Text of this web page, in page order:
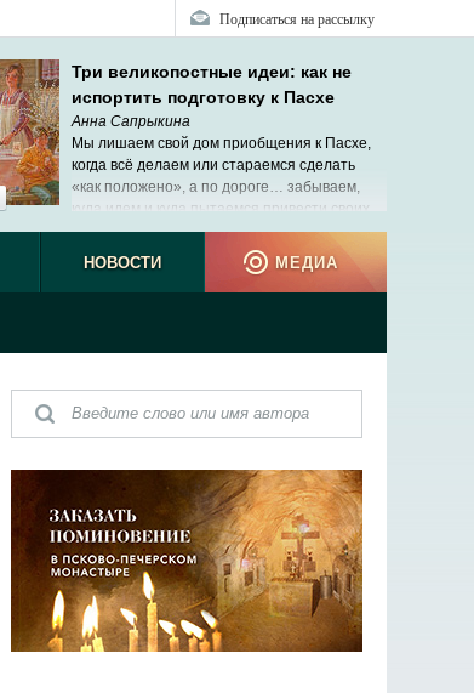
Подписаться на рассылку
Три великопостные идеи: как не
испортить подготовку к Пасхе
Анна Сапрыкина
Мы лишаем свой дом приобщения к Пасхе,
когда всё делаем или стараемся сделать
«как положено», а по дороге… забываем,
куда идем и куда пытаемся привести своих
детей.
НОВОСТИ МЕДИА